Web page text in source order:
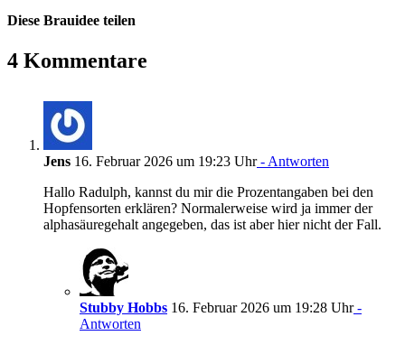
Diese Brauidee teilen
Facebook
X
Pinterest
E-
Mail
4 Kommentare
Jens 16. Februar 2026 um 19:23 Uhr- Antworten
Hallo Radulph, kannst du mir die Prozentangaben bei den
Hopfensorten erklären? Normalerweise wird ja immer der
alphasäuregehalt angegeben, das ist aber hier nicht der Fall.
Stubby Hobbs 16. Februar 2026 um 19:28 Uhr-
Antworten